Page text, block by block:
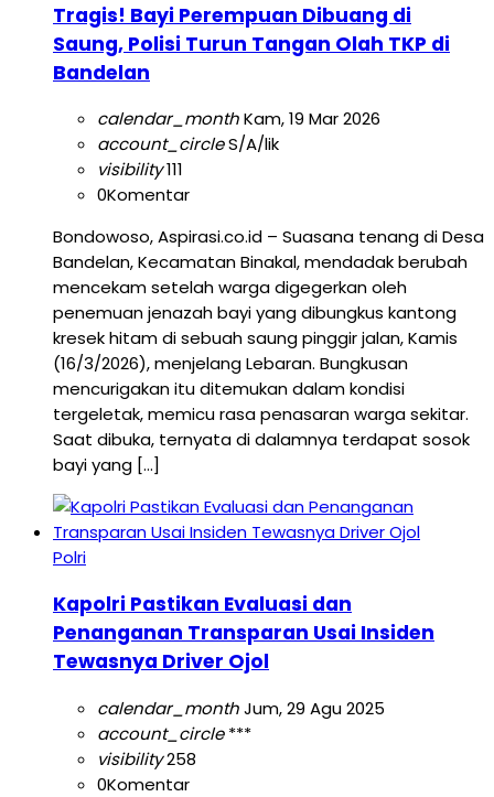
Tragis! Bayi Perempuan Dibuang di
Saung, Polisi Turun Tangan Olah TKP di
Bandelan
calendar_monthKam, 19 Mar 2026
account_circleS/A/lik
visibility111
0Komentar
Bondowoso, Aspirasi.co.id – Suasana tenang di Desa
Bandelan, Kecamatan Binakal, mendadak berubah
mencekam setelah warga digegerkan oleh
penemuan jenazah bayi yang dibungkus kantong
kresek hitam di sebuah saung pinggir jalan, Kamis
(16/3/2026), menjelang Lebaran. Bungkusan
mencurigakan itu ditemukan dalam kondisi
tergeletak, memicu rasa penasaran warga sekitar.
Saat dibuka, ternyata di dalamnya terdapat sosok
bayi yang […]
Polri
Kapolri Pastikan Evaluasi dan
Penanganan Transparan Usai Insiden
Tewasnya Driver Ojol
calendar_monthJum, 29 Agu 2025
account_circle***
visibility258
0Komentar